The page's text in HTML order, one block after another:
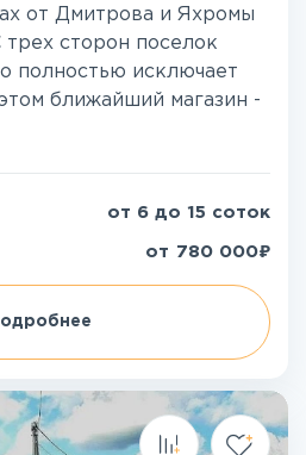
от Дмитрова и Яхромы
сторон поселок
полностью исключает
ближайший магазин -
от 6 до 15 соток
от 780 000₽